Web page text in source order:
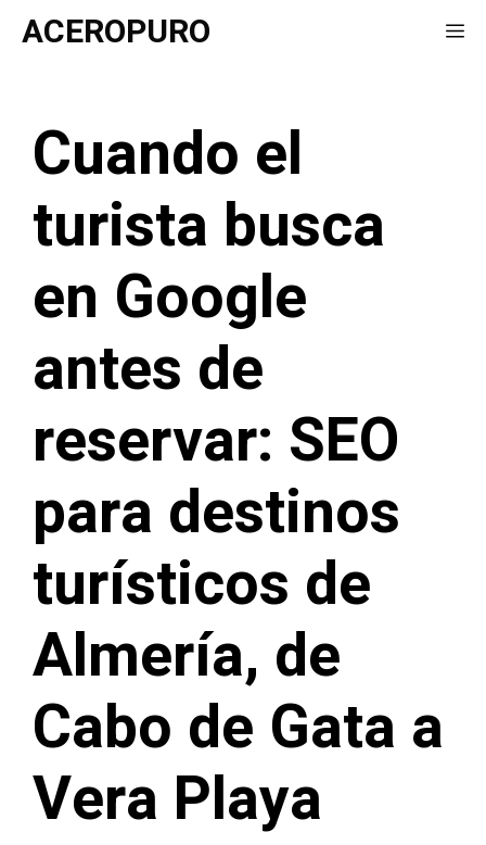
Saltar
ACEROPURO
Cuando el
turista busca
en Google
antes de
reservar: SEO
para destinos
turísticos de
Almería, de
Cabo de Gata a
Vera Playa